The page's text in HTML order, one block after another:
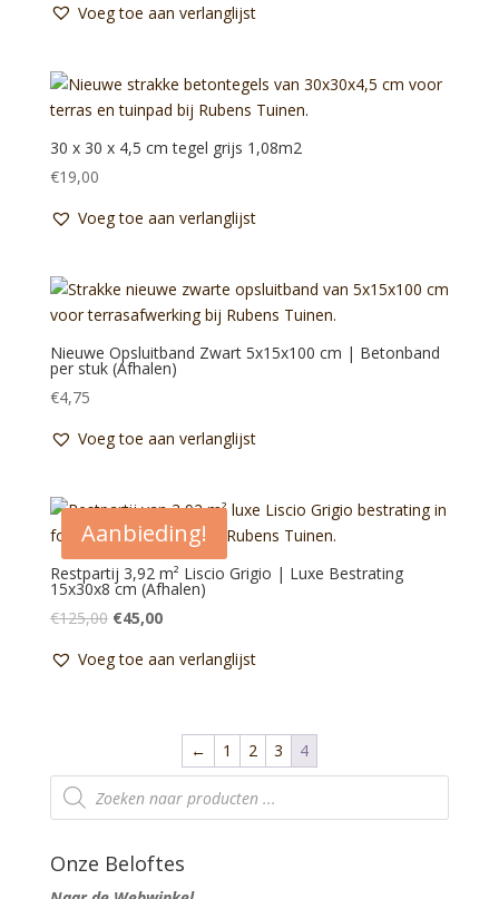
was:
is:
Voeg toe aan verlanglijst
30 x 30 x 4,5 cm tegel grijs 1,08m2
€19,00
Voeg toe aan verlanglijst
Nieuwe Opsluitband Zwart 5x15x100 cm | Betonband
per stuk (Afhalen)
€4,75
Voeg toe aan verlanglijst
Aanbieding!
Restpartij 3,92 m² Liscio Grigio | Luxe Bestrating
15x30x8 cm (Afhalen)
€125,00 Oorspronkelijke
was:
€45,00Huidige
is:
Voeg toe aan verlanglijst
← 1 2 3
4
Producten
zoeken
Onze Beloftes